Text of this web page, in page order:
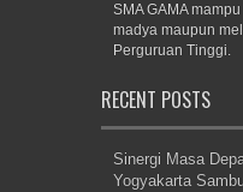
SMA GAMA
madya maupun
Perguruan Tinggi.
RECENT POSTS
Sinergi Masa
Yogyakarta